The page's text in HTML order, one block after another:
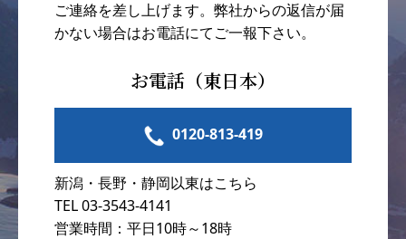
ご連絡を差し上げます。弊社からの返信が届
かない場合はお電話にてご一報下さい。
お電話（東日本）
0120-813-419
新潟・長野・静岡以東はこちら
TEL 03-3543-4141
営業時間：平日10時～18時